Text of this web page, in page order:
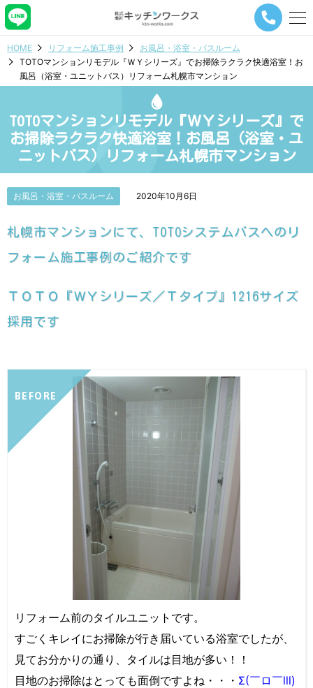
メ
ー
ビ
シ
ョ
タ
HOME リフォーム施工事例
お風呂・浴室・バスルーム
TOTOマンションリモデル『ＷＹシリーズ』でお掃除ラクラク快適浴室！お
風呂（浴室・ユニットバス）リフォーム札幌市マンション
TOTOマンションリモデル『ＷＹシリーズ』で
お掃除ラクラク快適浴室！お風呂（浴室・ユ
ニットバス）リフォーム札幌市マンション
お風呂・浴室・バスルーム 2020年10月6日
札幌市マンションにて、TOTOシステムバスへのリ
フォーム施工事例のご紹介です
ＴＯＴＯ『ＷＹシリーズ／Ｔタイプ』1216サイズ
採用です
BEFORE
リフォーム前のタイルユニットです。
すごくキレイにお掃除が行き届いている浴室でしたが、
見てお分かりの通り、タイルは目地が多い！！
目地のお掃除はとっても面倒ですよね・・・ Σ(￣ロ￣lll)